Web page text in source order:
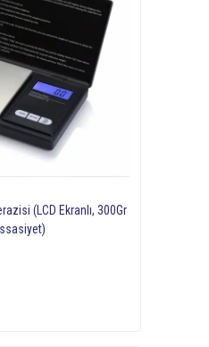
(LCD Ekranlı, 300Gr